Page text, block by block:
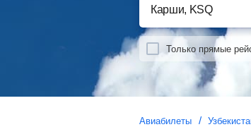
Только прямые
Авиабилеты